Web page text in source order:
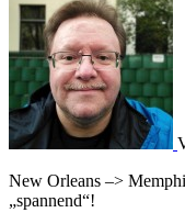
New Orleans –> Memphis –> Chicago … Jetzt wird’s wieder
„spannend“!